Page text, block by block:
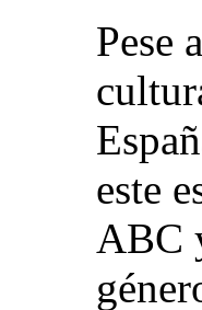
Pese
este
ABC